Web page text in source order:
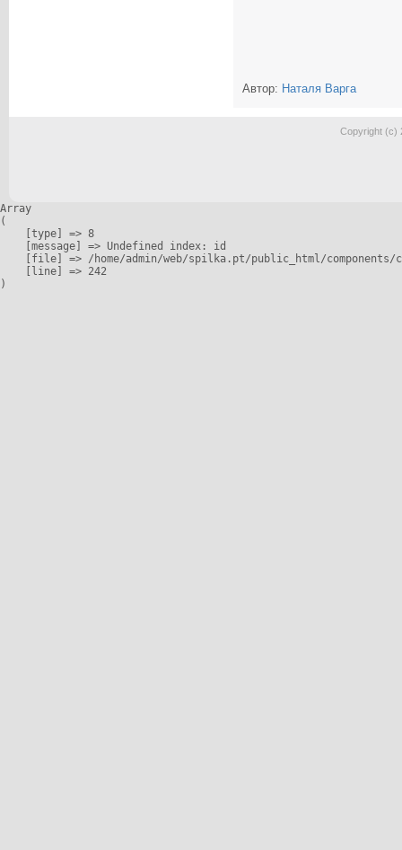
Автор: Наталя Варга
Copyright (c)
Array
(
    [type] => 8
    [message] => Undefined index: id
[file] => /home/admin/web/spilka.pt/public_html/
    [line] => 242